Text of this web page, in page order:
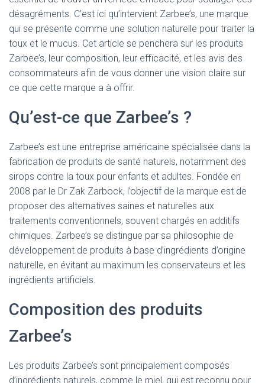
désagréments. C’est ici qu’intervient Zarbee’s, une marque
qui se présente comme une solution naturelle pour traiter la
toux et le mucus. Cet article se penchera sur les produits
Zarbee’s, leur composition, leur efficacité, et les avis des
consommateurs afin de vous donner une vision claire sur
ce que cette marque a à offrir.
Qu’est-ce que Zarbee’s ?
Zarbee’s est une entreprise américaine spécialisée dans la
fabrication de produits de santé naturels, notamment des
sirops contre la toux pour enfants et adultes. Fondée en
2008 par le Dr Zak Zarbock, l’objectif de la marque est de
proposer des alternatives saines et naturelles aux
traitements conventionnels, souvent chargés en additifs
chimiques. Zarbee’s se distingue par sa philosophie de
développement de produits à base d’ingrédients d’origine
naturelle, en évitant au maximum les conservateurs et les
ingrédients artificiels.
Composition des produits
Zarbee’s
Les produits Zarbee’s sont principalement composés
d’ingrédients naturels, comme le miel, qui est reconnu pour